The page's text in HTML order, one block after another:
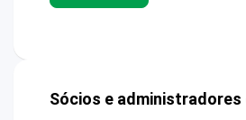
Sócios e administradores